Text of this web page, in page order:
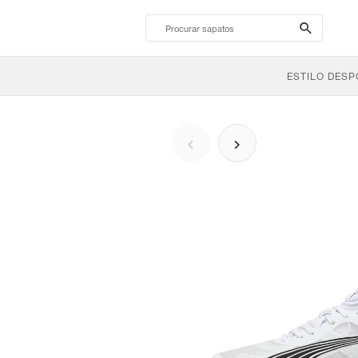
search-
btn
ESTILO